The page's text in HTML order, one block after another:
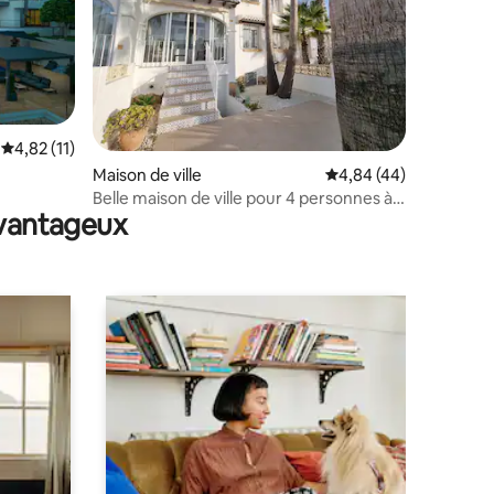
: 5 sur 5
Évaluation moyenne sur la base de 11 commentaires : 4,82 sur 5
4,82 (11)
Maison de ville Évaluation moyenne
4,84 (44)
Belle maison de ville pour 4 personnes à
Moraira